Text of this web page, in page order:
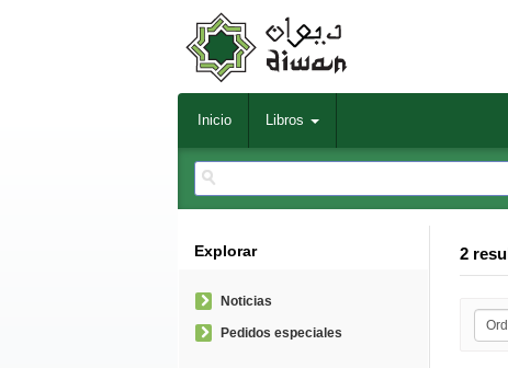
Inicio Libros
2
Explorar
Noticias
Pedidos especiales